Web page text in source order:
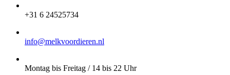
+31 6 24525734
info@melkvoordieren.nl
Montag bis Freitag / 14 bis 22 Uhr